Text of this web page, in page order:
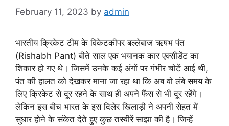
February 11, 2023 by admin
भारतीय क्रिकेट टीम के विकेटकीपर बल्लेबाज ऋषभ पंत
(Rishabh Pant) बीते साल एक भयानक कार एक्सीडेंट का
शिकार हो गए थे। जिसमें उनके कई अंगों पर गंभीर चोटें आई थी,
पंत की हालत को देखकर माना जा रहा था कि अब वो लंबे समय के
लिए क्रिकेट से दूर रहने के साथ ही अपने फैंस से भी दूर रहेंगे।
लेकिन इस बीच भारत के इस दिलेर खिलाड़ी ने अपनी सेहत में
सुधार होने के संकेत देते हुए कुछ तस्वीरें साझा की है। जिन्हें